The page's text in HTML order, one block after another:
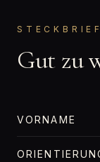
STECKBRIEF
Gut zu
VORNAME